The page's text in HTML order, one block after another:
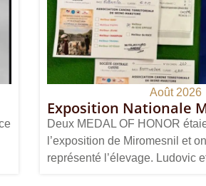
Août 2026
Exposition Nationale
Deux MEDAL OF HONOR
l’exposition de Miromesnil et
représenté l’élevage. Ludovic